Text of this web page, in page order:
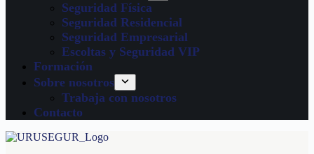
Seguridad Física
Seguridad Residencial
Seguridad Empresarial
Escoltas y Seguridad VIP
Formación
Sobre nosotros
Trabaja con nosotros
Contacto